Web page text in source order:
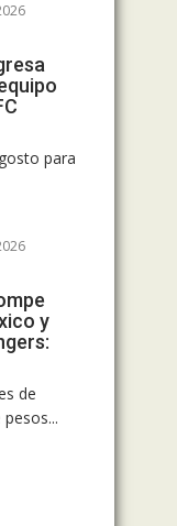
para
y
de